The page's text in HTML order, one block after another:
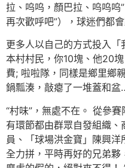
拉、呜呜，顏巴拉、呜呜呜
再次歡呼吧”），球迷們都
更多人以自己的方式投入
本村村民，你10塊、他20
費; 啦啦隊，同樣是鄉里鄉
鍋瓢湊，敲瘪了一堆蓋和
“村味”，無處不在。 從參
有環節都由群眾自發組織
員、「球場洪金寶」陳興
全力拼，平時再好的兄弟